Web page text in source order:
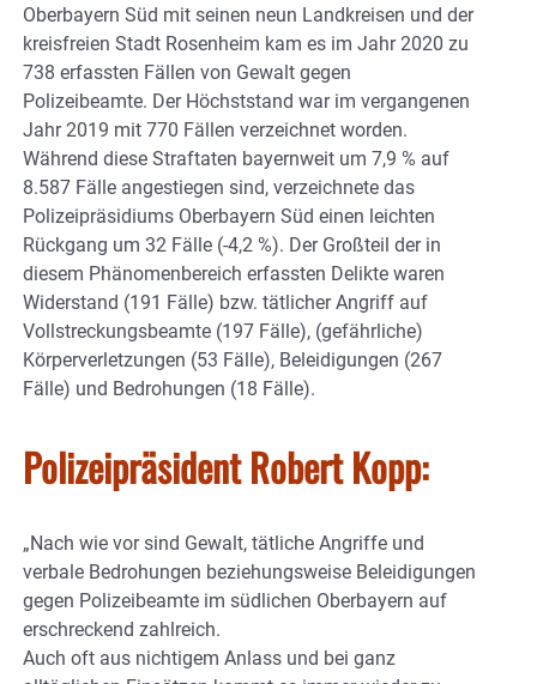
Oberbayern Süd mit seinen neun Landkreisen und der
kreisfreien Stadt Rosenheim kam es im Jahr 2020 zu
738 erfassten Fällen von Gewalt gegen
Polizeibeamte. Der Höchststand war im vergangenen
Jahr 2019 mit 770 Fällen verzeichnet worden.
Während diese Straftaten bayernweit um 7,9 % auf
8.587 Fälle angestiegen sind, verzeichnete das
Polizeipräsidiums Oberbayern Süd einen leichten
Rückgang um 32 Fälle (-4,2 %). Der Großteil der in
diesem Phänomenbereich erfassten Delikte waren
Widerstand (191 Fälle) bzw. tätlicher Angriff auf
Vollstreckungsbeamte (197 Fälle), (gefährliche)
Körperverletzungen (53 Fälle), Beleidigungen (267
Fälle) und Bedrohungen (18 Fälle).
Polizeipräsident Robert Kopp:
„Nach wie vor sind Gewalt, tätliche Angriffe und
verbale Bedrohungen beziehungsweise Beleidigungen
gegen Polizeibeamte im südlichen Oberbayern auf
erschreckend zahlreich.
Auch oft aus nichtigem Anlass und bei ganz